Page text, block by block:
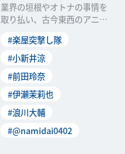
業界の垣根やオトナの事情を
取り払い、古今東西のアニメ
えてくれる総合アニメワ
#楽屋突撃し隊
#小新井涼
#前田玲奈
#伊瀬茉莉也
#浪川大輔
#@namidai0402